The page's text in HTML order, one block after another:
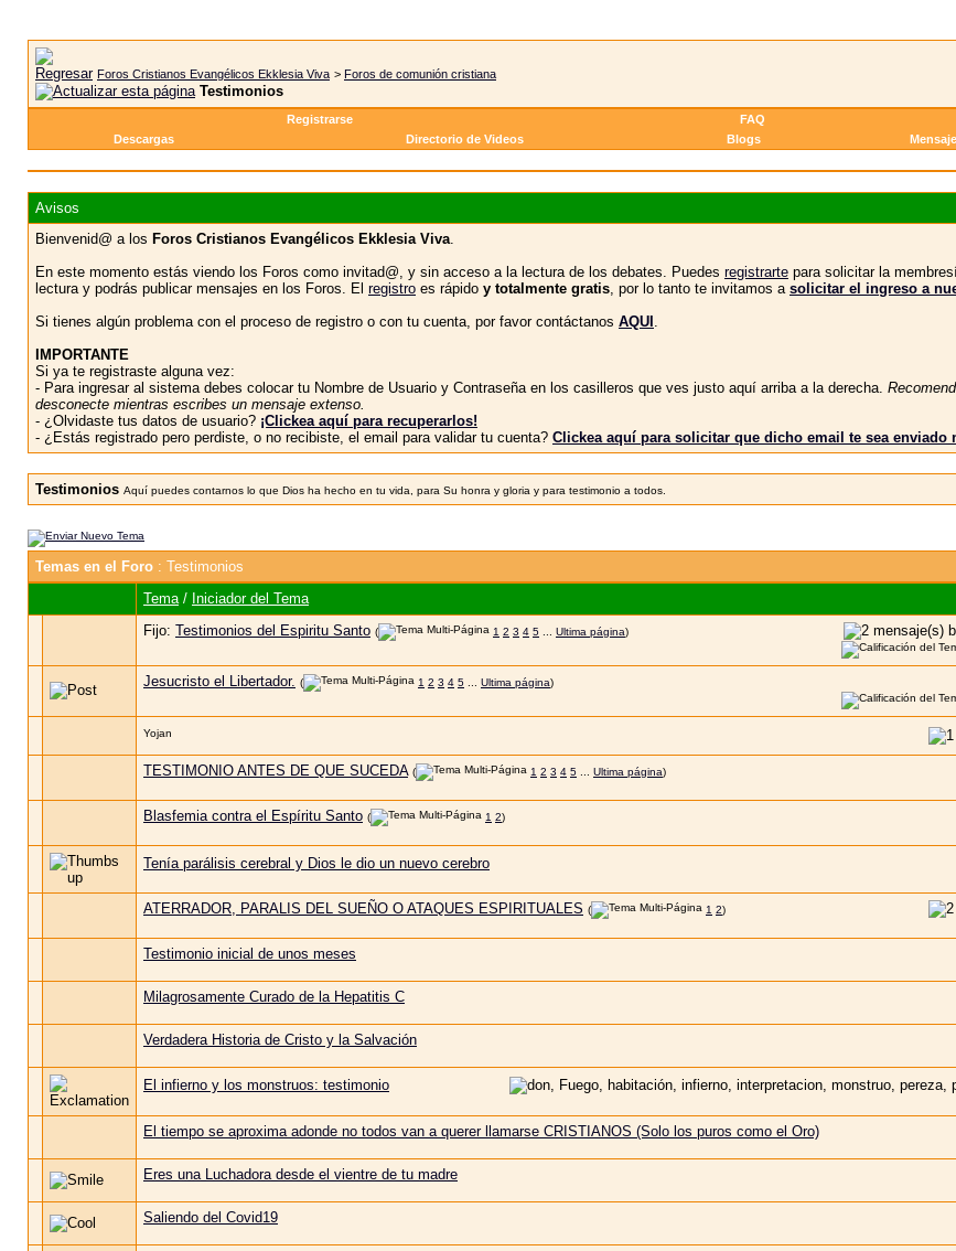
Foros Cristianos Evangélicos Ekklesia Viva > Foros de comunión cristiana
Testimonios
Registrarse FAQ
Descargas
Directorio de Videos Blogs
Avisos
Bienvenid@ a los Foros Cristianos Evangélicos Ekklesia Viva.
En este momento estás viendo los Foros como invitad@, y sin acceso a la lectura de los debates. Puedes registrarte para solicitar la
lectura y podrás publicar mensajes en los Foros. El registro es rápido y totalmente gratis, por lo tanto te invitamos a solicitar el ingreso a
Si tienes algún problema con el proceso de registro o con tu cuenta, por favor contáctanos AQUI .
IMPORTANTE
Si ya te registraste alguna vez:
- Para ingresar al sistema debes colocar tu Nombre de Usuario y Contraseña en los casilleros que ves justo aquí arriba a la derecha.
desconecte mientras escribes un mensaje extenso.
- ¿Olvidaste tus datos de usuario? ¡Clickea aquí para recuperarlos!
- ¿Estás registrado pero perdiste, o no recibiste, el email para validar tu cuenta? Clickea aquí para solicitar que dicho email te sea enviado
Testimonios Aquí puedes contarnos lo que Dios ha hecho en tu vida, para Su honra y gloria y para testimonio a todos.
Temas en el Foro : Testimonios
Tema/ Iniciador del Tema
Fijo: Testimonios del Espiritu Santo ( 1 2 3 4 5 Ultima página)
Jesucristo el Libertador. ( 1 2 3 4 5 Ultima página)
Yojan
TESTIMONIO ANTES DE QUE SUCEDA ( 1 2 3 4 5 Ultima página)
Blasfemia contra el Espíritu Santo ( 1 2)
Tenía parálisis cerebral y Dios le dio un nuevo cerebro
ATERRADOR, PARALIS DEL SUEÑO O ATAQUES ESPIRITUALES ( 1 2)
Testimonio inicial de unos meses
Milagrosamente Curado de la Hepatitis C
Verdadera Historia de Cristo y la Salvación
El infierno y los monstruos: testimonio
El tiempo se aproxima adonde no todos van a querer llamarse CRISTIANOS (Solo los puros como el Oro)
Eres una Luchadora desde el vientre de tu madre
Saliendo del Covid19